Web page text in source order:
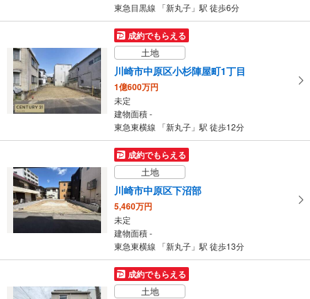
東急目黒線 「新丸子」駅 徒歩6分
成約でもらえる
土地
川崎市中原区小杉陣屋町1丁目
1億600万円
未定
建物面積 -
東急東横線 「新丸子」駅 徒歩12分
成約でもらえる
土地
川崎市中原区下沼部
5,460万円
未定
建物面積 -
東急東横線 「新丸子」駅 徒歩13分
成約でもらえる
土地